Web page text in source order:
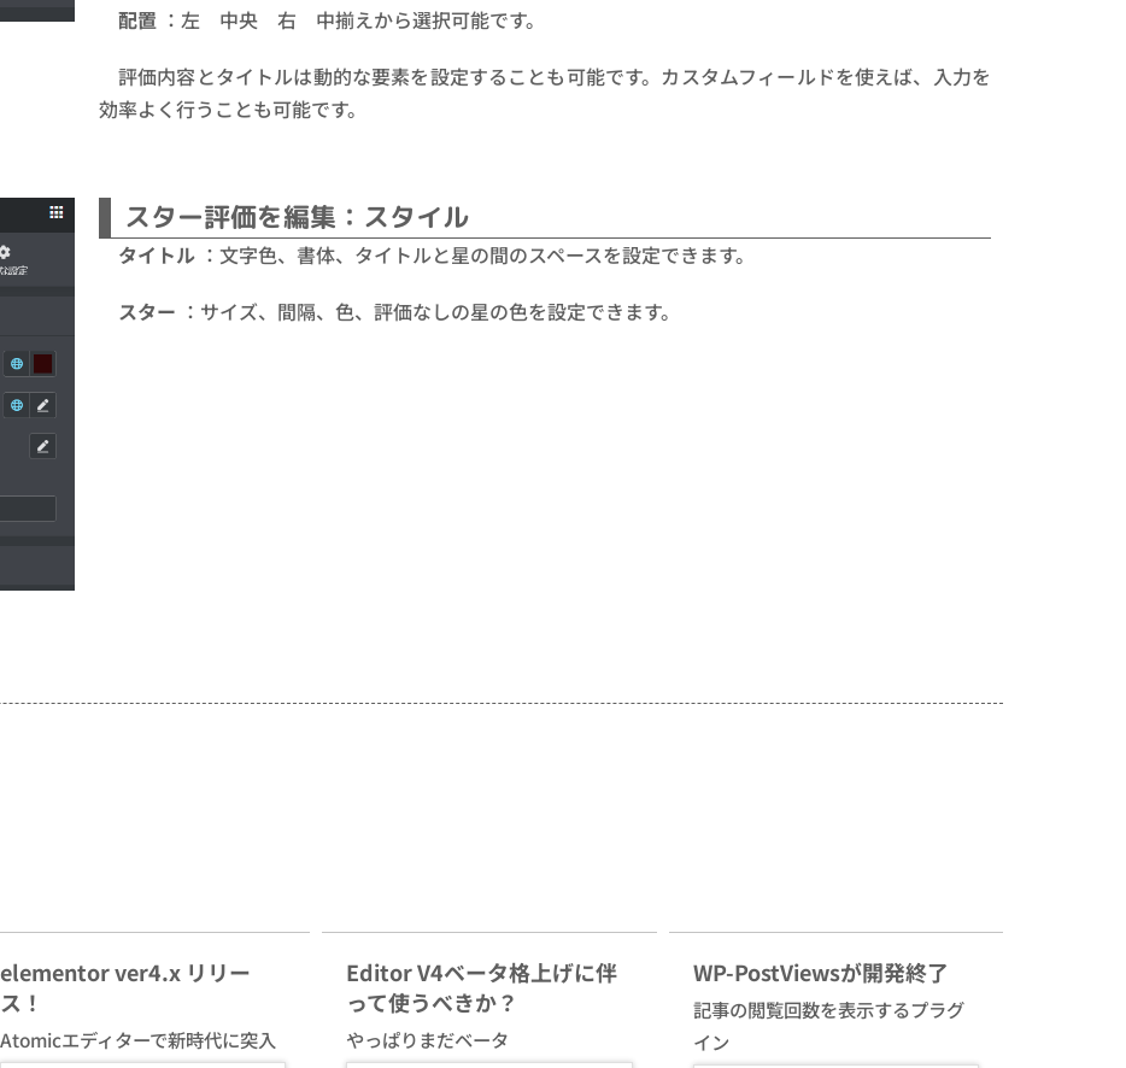
配置：左 中央 右 中揃えから選択可能です。
評価内容とタイトルは動的な要素を設定することも可能です。カスタムフィールドを使えば、入力を
効率よく行うことも可能です。
スター評価を編集：スタイル
タイトル：文字色、書体、タイトルと星の間のスペースを設定できます。
スター ：サイズ、間隔、色、評価なしの星の色を設定できます。
elementor ver4.x リリー
ス！
Atomicエディターで新時代に突入
Editor V4ベータ格上げに伴
って使うべきか？
やっぱりまだベータ
WP-PostViewsが開発終了
記事の閲覧回数を表示するプラグ
イン